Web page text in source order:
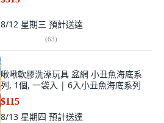
8/12 星期三 預計送達
(63)
啾啾軟膠洗澡玩具 盆網 小丑魚海底系
列, 1個, 一袋入 | 6入小丑魚海底系列
$115
8/13 星期四 預計送達